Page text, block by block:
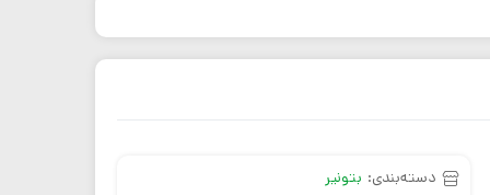
ماله پروانه ای
موتور ویبراتور برقی
دسته‌بندی: بتونیر